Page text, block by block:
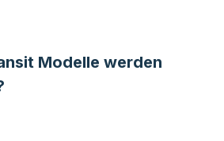
Modelle werden